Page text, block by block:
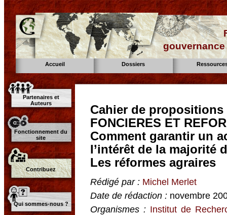
Accueil Dossiers
Partenaires et
Auteurs
Fonctionnement du
site
Contribuez
Qui sommes-nous ?
Cahier de propositions
FONCIERES ET
Comment garantir un
l’intérêt de la majorité
Les réformes agraires
Rédigé par : Michel Merlet
Date de rédaction : novembre
Organismes : Institut de